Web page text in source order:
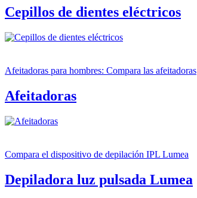
Cepillos de dientes eléctricos
Afeitadoras para hombres: Compara las afeitadoras
Afeitadoras
Compara el dispositivo de depilación IPL Lumea
Depiladora luz pulsada Lumea